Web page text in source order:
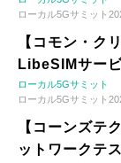
ローカル5Gサミット
【コモン・ク
LibeSIMサー
ローカル5Gサミット
ローカル5Gサミット
【コーンズ
ットワークテ